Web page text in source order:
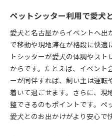
ペットシッター利用で愛犬
愛犬と名古屋からイベントへ出
で移動や現地滞在が格段に快適
トシッターが愛犬の体調やス
からです。たとえば、イベント
ーが同伴すれば、飼い主は運転
着いて過ごせます。さらに、現
整できるのもポイントです。ペ
愛犬とのお出かけがより安心で